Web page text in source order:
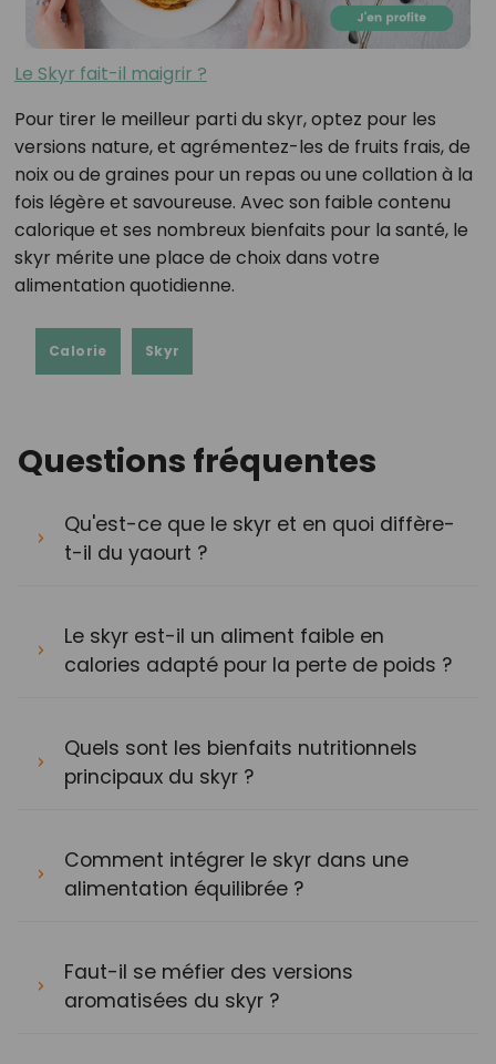
Le Skyr fait-il maigrir ?
Pour tirer le meilleur parti du skyr, optez pour les
versions nature, et agrémentez-les de fruits frais, de
noix ou de graines pour un repas ou une collation à la
fois légère et savoureuse. Avec son faible contenu
calorique et ses nombreux bienfaits pour la santé, le
skyr mérite une place de choix dans votre
alimentation quotidienne.
Calorie Skyr
Questions fréquentes
Qu'est-ce que le skyr et en quoi diffère-
t-il du yaourt ?
Le skyr est-il un aliment faible en
calories adapté pour la perte de poids ?
Quels sont les bienfaits nutritionnels
principaux du skyr ?
Comment intégrer le skyr dans une
alimentation équilibrée ?
Faut-il se méfier des versions
aromatisées du skyr ?